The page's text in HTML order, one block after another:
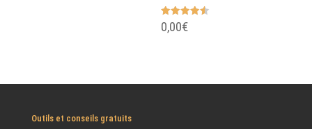
Note
4.50
0,00€
Outils et conseils gratuits